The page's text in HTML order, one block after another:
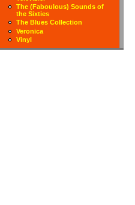
The (Faboulous) Sounds of
the Sixties
The Blues Collection
Veronica
Vinyl